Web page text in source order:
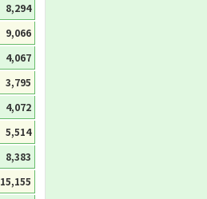
8,294
9,066
4,067
3,795
4,072
5,514
8,383
15,155